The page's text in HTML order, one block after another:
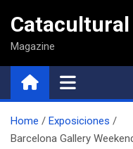
contenido
Catacultural
Magazine
Home
Exposiciones
Barcelona Gallery